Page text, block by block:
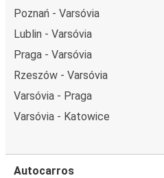
Poznań - Varsóvia
Lublin - Varsóvia
Praga - Varsóvia
Rzeszów - Varsóvia
Varsóvia - Praga
Varsóvia - Katowice
Autocarros